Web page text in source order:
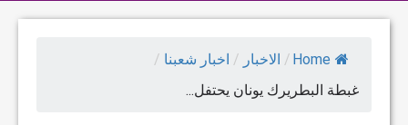
Home
/ الاخبار / اخبار شعبنا /
غبطة البطريرك يونان يحتفل...